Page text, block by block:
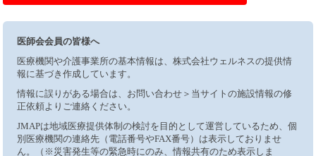
医師会会員の皆様へ
医療機関や介護事業所の基本情報は、株式会社ウェルネスの提供情
報に基づき作成しています。
情報に誤りがある場合は、お問い合わせ＞当サイトの施設情報の修
正依頼よりご連絡ください。
JMAPは地域医療提供体制の検討を目的として運営しているため、個
別医療機関の連絡先（電話番号やFAX番号）は表示しておりませ
ん。（※災害発生等の緊急時にのみ、情報共有のため表示しま